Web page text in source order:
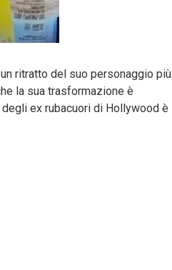
ritratto del suo personaggio più
la sua trasformazione è
ex rubacuori di Hollywood è